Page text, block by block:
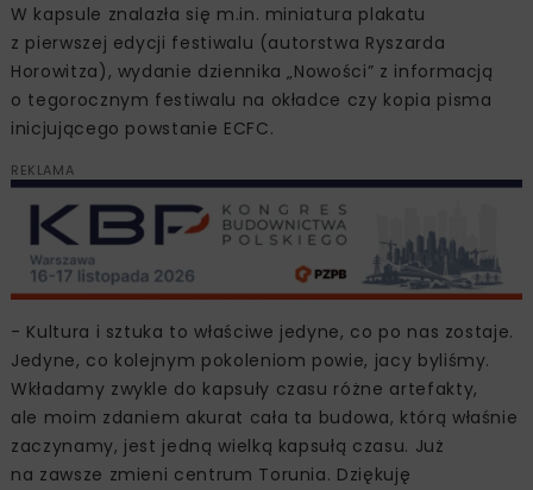
W kapsule znalazła się m.in. miniatura plakatu
z pierwszej edycji festiwalu (autorstwa Ryszarda
Horowitza), wydanie dziennika „Nowości” z informacją
o tegorocznym festiwalu na okładce czy kopia pisma
inicjującego powstanie ECFC.
REKLAMA
- Kultura i sztuka to właściwe jedyne, co po nas zostaje.
Jedyne, co kolejnym pokoleniom powie, jacy byliśmy.
Wkładamy zwykle do kapsuły czasu różne artefakty,
ale moim zdaniem akurat cała ta budowa, którą właśnie
zaczynamy, jest jedną wielką kapsułą czasu. Już
na zawsze zmieni centrum Torunia. Dziękuję